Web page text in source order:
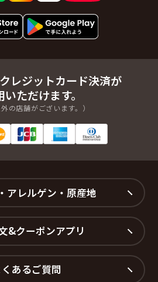
レジットカード決済が
いただけます。
外の店舗がございます。）
アレルゲン・原産地
&クーポンアプリ
くあるご質問